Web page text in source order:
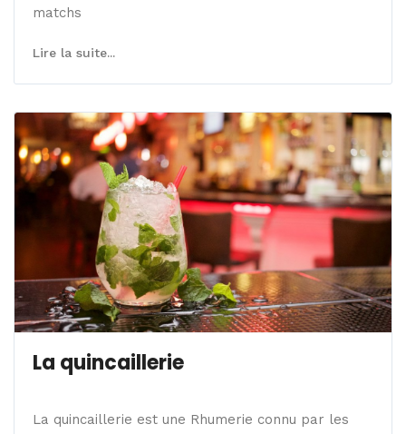
matchs
Lire la suite...
La quincaillerie
La quincaillerie est une Rhumerie connu par les